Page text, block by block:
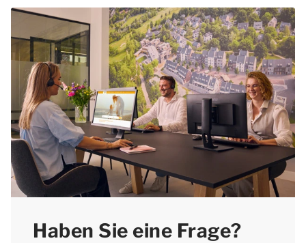
buchen können.
Ihr Haustier bei der Reservierung anzugeben
und den Aufpreis für Haustiere zu bezahlen.
Wochenmitte Niederlande. Sehen Sie sich die
aktuellen Angebote auf unserer SeiteAktionen
& Arrangementenan.
Haben Sie eine Frage?